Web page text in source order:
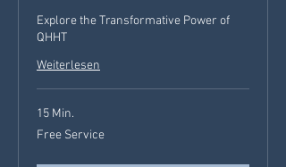
Explore the Transformative Power of
QHHT
Weiterlesen
15 Min.
Free
Service
Free Service